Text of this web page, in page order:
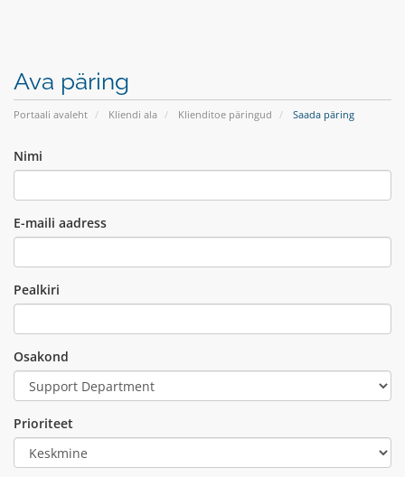
Ava päring
Portaali avaleht Kliendi ala Klienditoe päringud Saada päring
Nimi
E-maili aadress
Pealkiri
Osakond
Prioriteet